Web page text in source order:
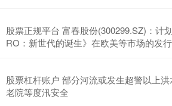
股票正规平台 富春股份(300299.SZ)：计
RO：新世代的诞生》在欧美等市场的发
股票杠杆账户 部分河流或发生超警以上
老院等度汛安全